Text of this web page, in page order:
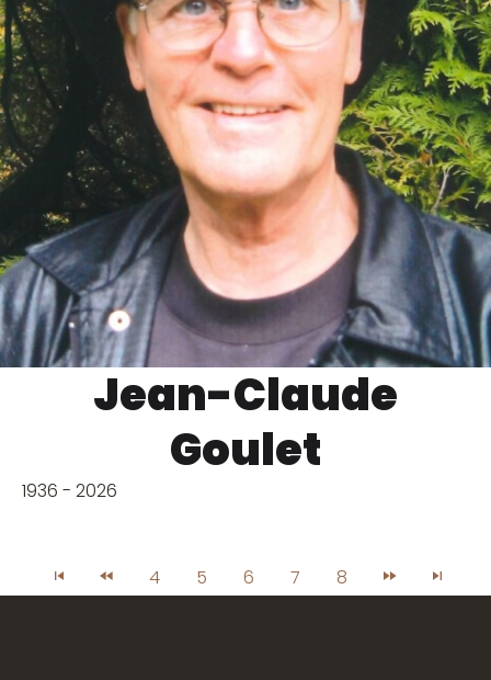
Jean-Claude
Goulet
1936 - 2026
4 5 6 7 8